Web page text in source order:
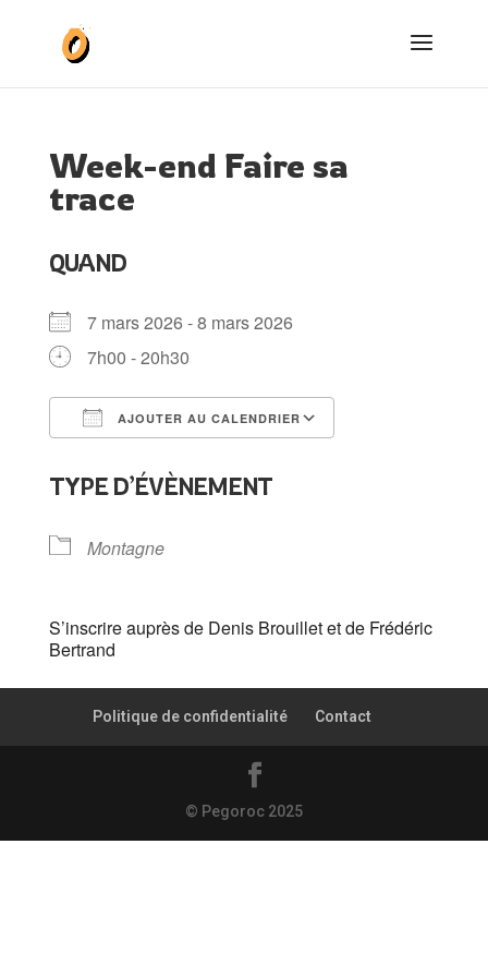
Week-end Faire sa
trace
QUAND
7 mars 2026 - 8 mars 2026
7h00 - 20h30
AJOUTER AU CALENDRIER
TYPE D’ÉVÈNEMENT
Montagne
S’inscrire auprès de Denis Brouillet et de Frédéric
Bertrand
Politique de confidentialité Contact
© Pegoroc 2025